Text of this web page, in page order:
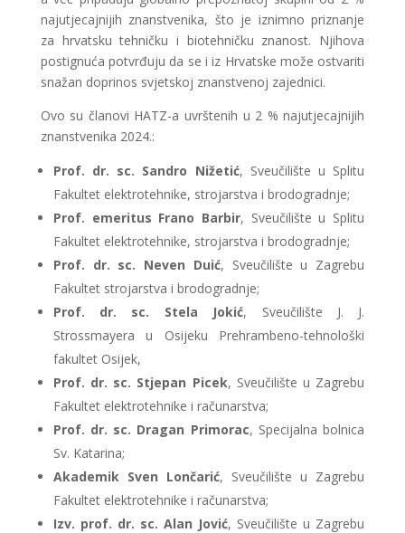
najutjecajnijih znanstvenika, što je iznimno priznanje
za hrvatsku tehničku i biotehničku znanost. Njihova
postignuća potvrđuju da se i iz Hrvatske može ostvariti
snažan doprinos svjetskoj znanstvenoj zajednici.
Ovo su članovi HATZ-a uvrštenih u 2 % najutjecajnijih
znanstvenika 2024.:
Prof. dr. sc. Sandro Nižetić, Sveučilište u Splitu
Fakultet elektrotehnike, strojarstva i brodogradnje;
Prof. emeritus Frano Barbir, Sveučilište u Splitu
Fakultet elektrotehnike, strojarstva i brodogradnje;
Prof. dr. sc. Neven Duić, Sveučilište u Zagrebu
Fakultet strojarstva i brodogradnje;
Prof. dr. sc. Stela Jokić, Sveučilište J. J.
Strossmayera u Osijeku Prehrambeno-tehnološki
fakultet Osijek,
Prof. dr. sc. Stjepan Picek, Sveučilište u Zagrebu
Fakultet elektrotehnike i računarstva;
Prof. dr. sc. Dragan Primorac, Specijalna bolnica
Sv. Katarina;
Akademik Sven Lončarić, Sveučilište u Zagrebu
Fakultet elektrotehnike i računarstva;
Izv. prof. dr. sc. Alan Jović, Sveučilište u Zagrebu